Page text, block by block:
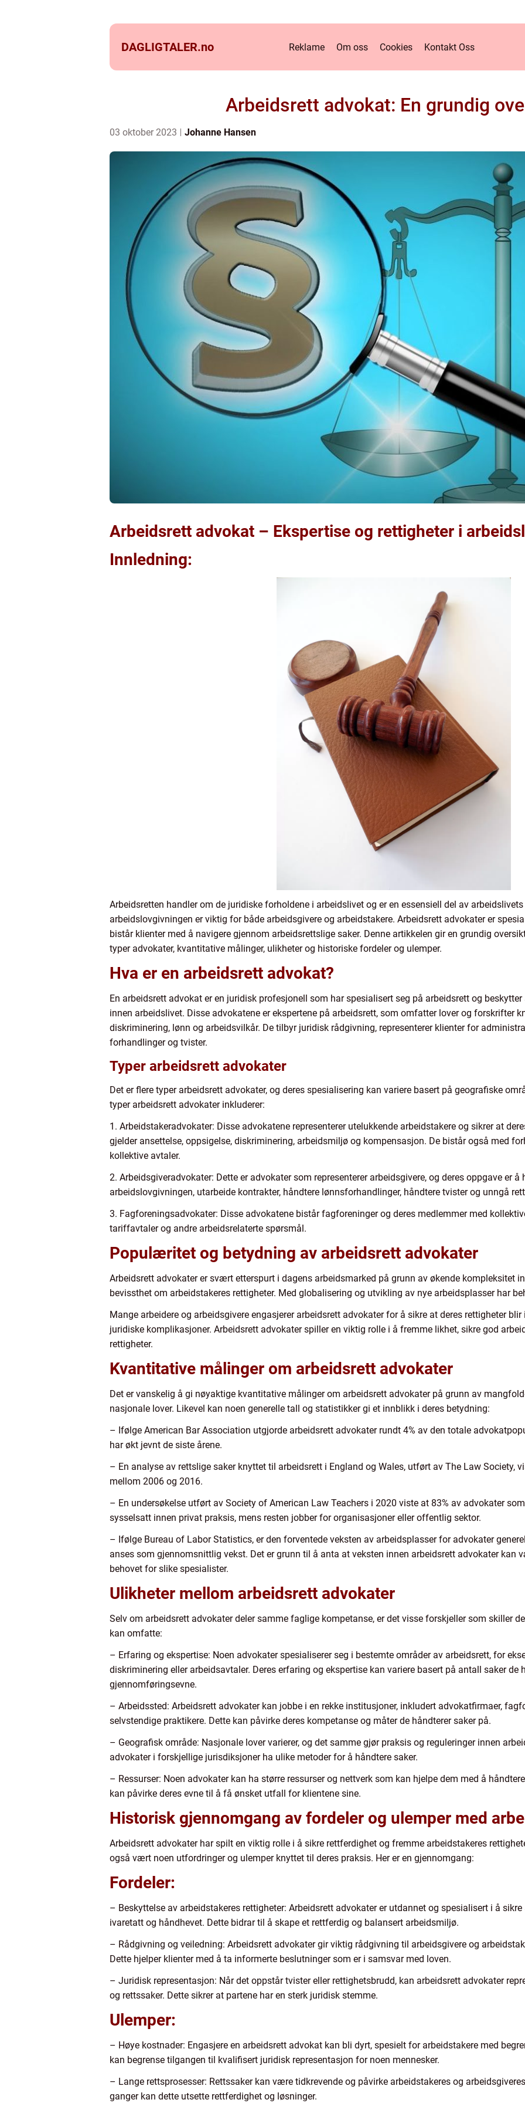
DAGLIGTALER.no Reklame Om oss Cookies Kontakt Oss
Arbeidsrett advokat: En grundig
03 oktober 2023 Johanne Hansen
Arbeidsrett advokat – Ekspertise og rettigheter i
Innledning:
Arbeidsretten handler om de juridiske forholdene i arbeidslivet og er en essensiell del av
arbeidslovgivningen er viktig for både arbeidsgivere og arbeidstakere. Arbeidsrett advokater er
bistår klienter med å navigere gjennom arbeidsrettslige saker. Denne artikkelen gir en grundig
typer advokater, kvantitative målinger, ulikheter og historiske fordeler og ulemper.
Hva er en arbeidsrett advokat?
En arbeidsrett advokat er en juridisk profesjonell som har spesialisert seg på arbeidsrett og
innen arbeidslivet. Disse advokatene er ekspertene på arbeidsrett, som omfatter lover og forskrifter
diskriminering, lønn og arbeidsvilkår. De tilbyr juridisk rådgivning, representerer klienter for
forhandlinger og tvister.
Typer arbeidsrett advokater
Det er flere typer arbeidsrett advokater, og deres spesialisering kan variere basert på geografiske
typer arbeidsrett advokater inkluderer:
1. Arbeidstakeradvokater: Disse advokatene representerer utelukkende arbeidstakere og sikrer at
gjelder ansettelse, oppsigelse, diskriminering, arbeidsmiljø og kompensasjon. De bistår også med
kollektive avtaler.
2. Arbeidsgiveradvokater: Dette er advokater som representerer arbeidsgivere, og deres oppgave er
arbeidslovgivningen, utarbeide kontrakter, håndtere lønnsforhandlinger, håndtere tvister og unngå
3. Fagforeningsadvokater: Disse advokatene bistår fagforeninger og deres medlemmer med
tariffavtaler og andre arbeidsrelaterte spørsmål.
Populæritet og betydning av arbeidsrett advokater
Arbeidsrett advokater er svært etterspurt i dagens arbeidsmarked på grunn av økende kompleksitet
bevissthet om arbeidstakeres rettigheter. Med globalisering og utvikling av nye arbeidsplasser har
Mange arbeidere og arbeidsgivere engasjerer arbeidsrett advokater for å sikre at deres rettigheter
juridiske komplikasjoner. Arbeidsrett advokater spiller en viktig rolle i å fremme likhet, sikre god
rettigheter.
Kvantitative målinger om arbeidsrett advokater
Det er vanskelig å gi nøyaktige kvantitative målinger om arbeidsrett advokater på grunn av
nasjonale lover. Likevel kan noen generelle tall og statistikker gi et innblikk i deres betydning:
– Ifølge American Bar Association utgjorde arbeidsrett advokater rundt 4% av den totale
har økt jevnt de siste årene.
– En analyse av rettslige saker knyttet til arbeidsrett i England og Wales, utført av The Law Society,
mellom 2006 og 2016.
– En undersøkelse utført av Society of American Law Teachers i 2020 viste at 83% av advokater
sysselsatt innen privat praksis, mens resten jobber for organisasjoner eller offentlig sektor.
– Ifølge Bureau of Labor Statistics, er den forventede veksten av arbeidsplasser for advokater
anses som gjennomsnittlig vekst. Det er grunn til å anta at veksten innen arbeidsrett advokater kan
behovet for slike spesialister.
Ulikheter mellom arbeidsrett advokater
Selv om arbeidsrett advokater deler samme faglige kompetanse, er det visse forskjeller som skiller
kan omfatte:
– Erfaring og ekspertise: Noen advokater spesialiserer seg i bestemte områder av arbeidsrett, for
diskriminering eller arbeidsavtaler. Deres erfaring og ekspertise kan variere basert på antall saker de
gjennomføringsevne.
– Arbeidssted: Arbeidsrett advokater kan jobbe i en rekke institusjoner, inkludert advokatfirmaer,
selvstendige praktikere. Dette kan påvirke deres kompetanse og måter de håndterer saker på.
– Geografisk område: Nasjonale lover varierer, og det samme gjør praksis og reguleringer innen
advokater i forskjellige jurisdiksjoner ha ulike metoder for å håndtere saker.
– Ressurser: Noen advokater kan ha større ressurser og nettverk som kan hjelpe dem med å
kan påvirke deres evne til å få ønsket utfall for klientene sine.
Historisk gjennomgang av fordeler og ulemper med
Arbeidsrett advokater har spilt en viktig rolle i å sikre rettferdighet og fremme arbeidstakeres
også vært noen utfordringer og ulemper knyttet til deres praksis. Her er en gjennomgang:
Fordeler:
– Beskyttelse av arbeidstakeres rettigheter: Arbeidsrett advokater er utdannet og spesialisert i å
ivaretatt og håndhevet. Dette bidrar til å skape et rettferdig og balansert arbeidsmiljø.
– Rådgivning og veiledning: Arbeidsrett advokater gir viktig rådgivning til arbeidsgivere og
Dette hjelper klienter med å ta informerte beslutninger som er i samsvar med loven.
– Juridisk representasjon: Når det oppstår tvister eller rettighetsbrudd, kan arbeidsrett advokater
og rettssaker. Dette sikrer at partene har en sterk juridisk stemme.
Ulemper:
– Høye kostnader: Engasjere en arbeidsrett advokat kan bli dyrt, spesielt for arbeidstakere med
kan begrense tilgangen til kvalifisert juridisk representasjon for noen mennesker.
– Lange rettsprosesser: Rettssaker kan være tidkrevende og påvirke arbeidstakeres og
ganger kan dette utsette rettferdighet og løsninger.